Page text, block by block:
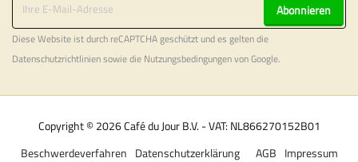
Abonnieren
Diese Website ist durch reCAPTCHA geschützt und es gelten die
Datenschutzrichtliniensowie die Nutzungsbedingungenvon Google.
Copyright © 2026 Café du Jour B.V. - VAT: NL866270152B01
Impressum
AGB
Datenschutzerklärung
Beschwerdeverfahren